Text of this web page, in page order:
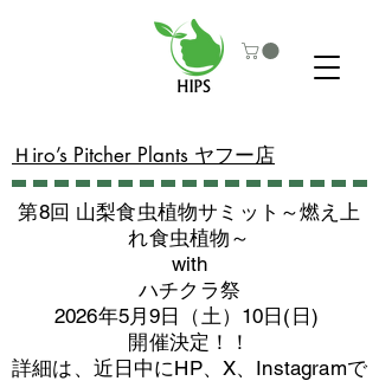
​Ｈiro’s Pitcher Plants ヤフー店
第8回 山梨食虫植物サミット～燃え上
れ食虫植物～
with
​ハチクラ祭
2026年5月9日（土）10日(日)
​開催決定！！
詳細は、近日中にHP、X、Instagramで